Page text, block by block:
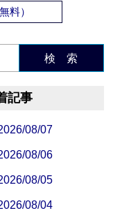
料）
検 索
記事
08/07
08/06
08/05
08/04